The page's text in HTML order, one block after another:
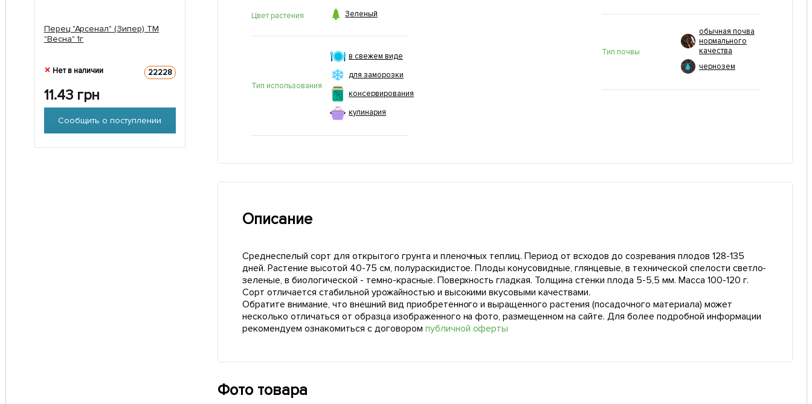
Перец "Арсенал" (Зипер) ТМ
"Весна" 1г
Нет в наличии 22228
11.43грн
Сообщить о поступлении
Цвет растения  Зеленый
Тип использования
в свежем виде
для заморозки
консервирования
кулинария
Тип почвы
обычная почва
нормального
качества
чернозем
Описание
Среднеспелый сорт для открытого грунта и пленочных теплиц. Период от всходов до созревания плодов 128-135
дней. Растение высотой 40-75 см, полураскидистое. Плоды конусовидные, глянцевые, в технической спелости светло-
зеленые, в биологической - темно-красные. Поверхность гладкая. Толщина стенки плода 5-5,5 мм. Масса 100-120 г.
Сорт отличается стабильной урожайностью и высокими вкусовыми качествами.
Обратите внимание, что внешний вид приобретенного и выращенного растения (посадочного материала) может
несколько отличаться от образца изображенного на фото, размещенном на сайте. Для более подробной информации
рекомендуем ознакомиться с договором публичной оферты
Фото товара